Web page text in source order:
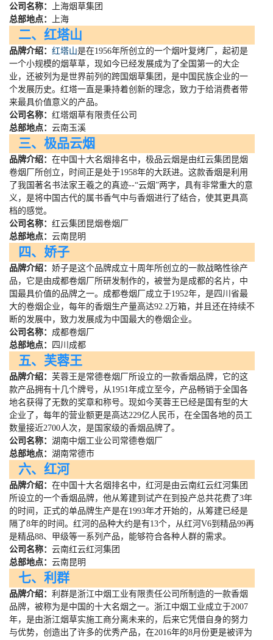
公司名称：
上海烟草集团
总部地点：
上海
二、红塔山
品牌介绍： 红塔山是在1956年所创立的一个烟叶复烤厂，起初是
一个小规模的烟草草，现如今已经发展成为了全国第一的大企
业，还被列为是世界前列的跨国烟草集团，是中国民族企业的一
个发展历史。红塔一直是秉持着创新的理念，致力于给消费者带
来最具价值意义的产品。
公司名称： 红塔烟草有限责任公司
总部地点： 云南玉溪
三、极品云烟
品牌介绍： 在中国十大名烟排名中，极品云烟是由红云集团昆烟
卷烟厂所创立，时间正是处于1958年的大跃进。这款香烟是利用
了我国著名书法家王羲之的真迹--“云烟”两字，具有非常重大的意
义，是将中国古代的属书香气中与香烟进行了结合，使其更具高
档的感觉。
公司名称： 红云集团昆烟卷烟厂
总部地点： 云南昆明
四、娇子
品牌介绍： 娇子是这个品牌成立十周年所创立的一款战略性徐产
品，它是由成都卷烟厂所研发制作的，被誉为是成都的名片，中
国最具价值的品牌之一。成都卷烟厂成立于1952年，是四川省最
大的卷烟企业，每年的香烟生产量高达92.2万箱，并且还在持续不
断的发展中，致力发展成为中国最大的卷烟企业。
公司名称： 成都卷烟厂
总部地点：
四川成都
五、芙蓉王
品牌介绍： 芙蓉王是常德卷烟厂所设立的一款香烟品牌，它的这
款产品拥有十几个牌号，从1951年成立至今，产品畅销于全国各
地名获得了无数的奖章和称号。现如今芙蓉王已经是国有型的大
企业了，每年的营业额更是高达229亿人民币，在全国各地的员工
数量接近2700人次，是国家级的香烟品牌了。
公司名称： 湖南中烟工业公司常德卷烟厂
总部地点： 湖南常德市
六、红河
品牌介绍： 在中国十大名烟排名中，红河是由云南红云红河集团
所设立的一个香烟品牌，他从筹建到试产在到投产总共花费了3年
的时间，正式的单品牌生产是在1993年才开始的，从筹建已经是
隔了8年的时间。红河的品种大约是有13个，从红河 V6到精品99再
是精品88、甲级等一系列产品，能够符合各种人群的需求。
公司名称： 云南红云红河集团
总部地点： 云南昆明
七、利群
品牌介绍： 利群是浙江中烟工业有限责任公司所制造的一款香烟
品牌，被称为是中国的十大名烟之一。浙江中烟工业成立于2007
年，是由浙江烟草实施工商分离未来的，后来它凭借自身的努力
与优势，创造出了许多的优秀产品，在2016年的8月份更是被评为